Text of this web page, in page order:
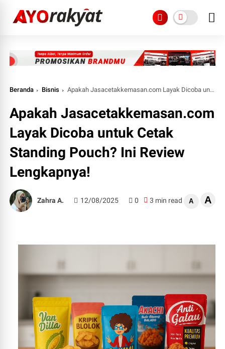
Beranda Bisnis Apakah Jasacetakkemasan.com Layak Dicoba untuk Cetak Standing Pouch? Ini Review Lengkapnya!
Apakah Jasacetakkemasan.com
Layak Dicoba untuk Cetak
Standing Pouch? Ini Review
Lengkapnya!
Zahra A. 12/08/2025 0 3 min read A A